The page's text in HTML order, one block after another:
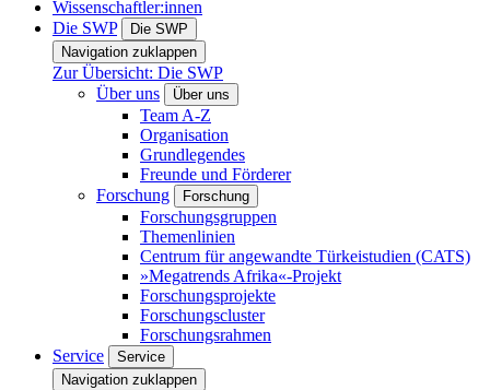
Wissenschaftler:innen
Die SWP
Die SWP
Navigation zuklappen
Zur Übersicht: Die SWP
Über uns
Über uns
Team A-Z
Organisation
Grundlegendes
Freunde und Förderer
Forschung
Forschung
Forschungsgruppen
Themenlinien
Centrum für angewandte Türkeistudien (CATS)
»Megatrends Afrika«-Projekt
Forschungsprojekte
Forschungscluster
Forschungsrahmen
Service
Service
Navigation zuklappen